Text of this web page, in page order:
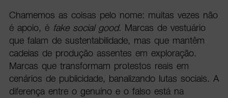
Chamemos as coisas pelo nome: muitas vezes não
é apoio, é fake social good. Marcas de vestuário
que falam de sustentabilidade, mas que mantêm
cadeias de produção assentes em exploração.
Marcas que transformam protestos reais em
cenários de publicidade, banalizando lutas sociais. A
diferença entre o genuíno e o falso está na